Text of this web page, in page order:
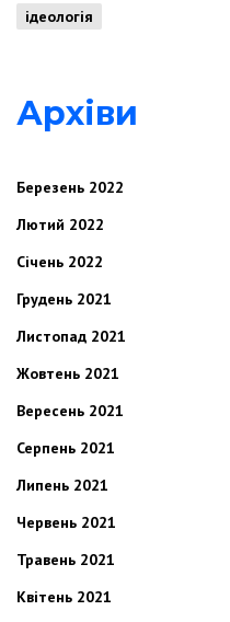
ідеологія
Архіви
Березень 2022
Лютий 2022
Січень 2022
Грудень 2021
Листопад 2021
Жовтень 2021
Вересень 2021
Серпень 2021
Липень 2021
Червень 2021
Травень 2021
Квітень 2021